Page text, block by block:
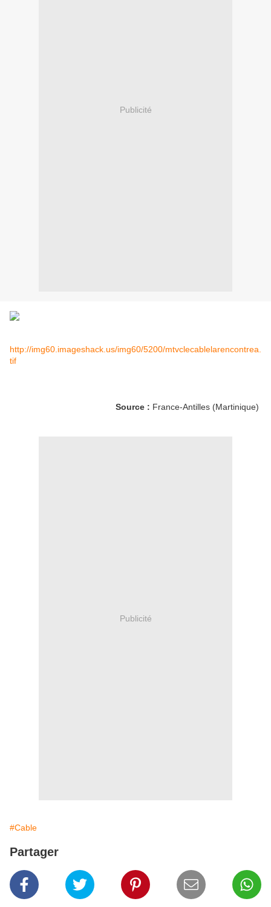
Publicité
http://img60.imageshack.us/img60/5200/mtvclecablelarencontrea.
tif
Source : France-Antilles (Martinique)
Publicité
#Cable
Partager